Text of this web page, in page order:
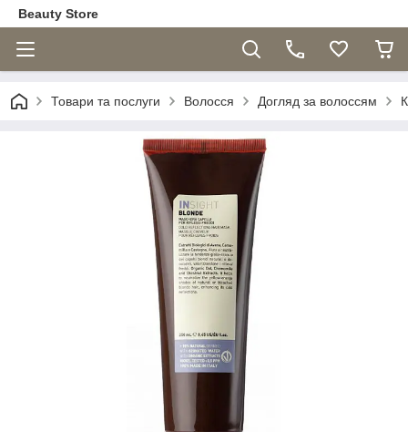
Beauty Store
Товари та послуги Волосся Догляд за волоссям